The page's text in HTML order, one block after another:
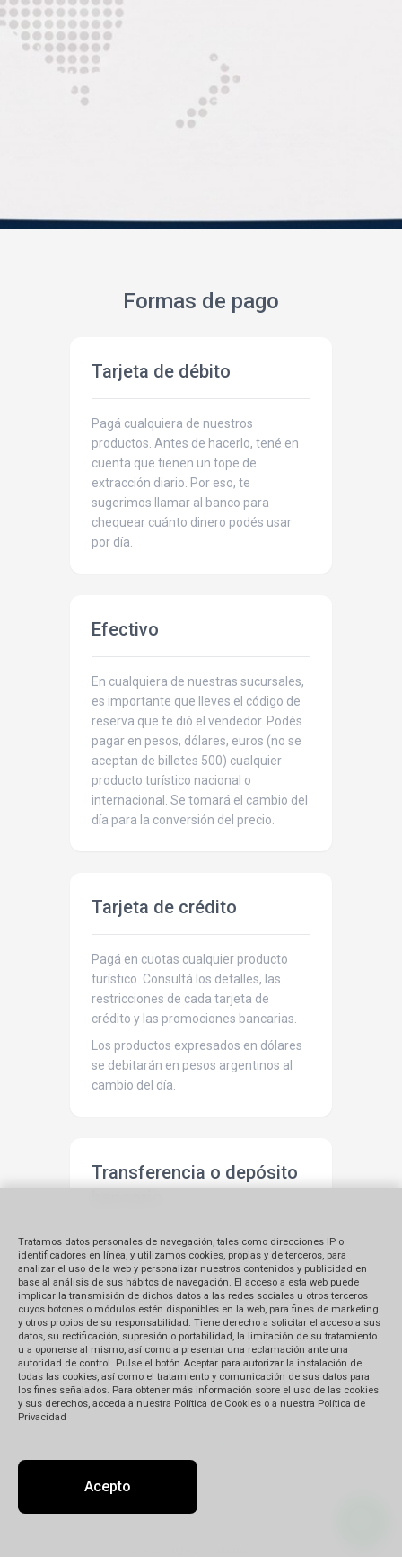
Formas de pago
Tarjeta de débito
Pagá cualquiera de nuestros
productos. Antes de hacerlo, tené en
cuenta que tienen un tope de
extracción diario. Por eso, te
sugerimos llamar al banco para
chequear cuánto dinero podés usar
por día.
Efectivo
En cualquiera de nuestras sucursales,
es importante que lleves el código de
reserva que te dió el vendedor. Podés
pagar en pesos, dólares, euros (no se
aceptan de billetes 500) cualquier
producto turístico nacional o
internacional. Se tomará el cambio del
día para la conversión del precio.
Tarjeta de crédito
Pagá en cuotas cualquier producto
turístico. Consultá los detalles, las
restricciones de cada tarjeta de
crédito y las promociones bancarias.
Los productos expresados en dólares
se debitarán en pesos argentinos al
cambio del día.
Transferencia o depósito
Podés hacerlos personalmente en el
banco, por cajero automático o desde
tu computadora.
El tiempo de acreditación varía entre
48 y 72 h de acuerdo al tipo de
transferencia que hagas. Si se hace
desde el interior del país, el tiempo
de acreditación puede ser de hasta
bancos mencionados abajo, usala
para la transferencia: la acreditación
Tratamos datos personales de navegación, tales como direcciones IP o
identificadores en línea, y utilizamos cookies, propias y de terceros, para
analizar el uso de la web y personalizar nuestros contenidos y publicidad en
base al análisis de sus hábitos de navegación. El acceso a esta web puede
implicar la transmisión de dichos datos a las redes sociales u otros terceros
cuyos botones o módulos estén disponibles en la web, para fines de marketing
y otros propios de su responsabilidad. Tiene derecho a solicitar el acceso a sus
datos, su rectificación, supresión o portabilidad, la limitación de su tratamiento
u a oponerse al mismo, así como a presentar una reclamación ante una
autoridad de control. Pulse el botón Aceptar para autorizar la instalación de
todas las cookies, así como el tratamiento y comunicación de sus datos para
los fines señalados. Para obtener más información sobre el uso de las cookies
y sus derechos, acceda a nuestra Política de Cookies o a nuestra Política de
Privacidad
Acepto